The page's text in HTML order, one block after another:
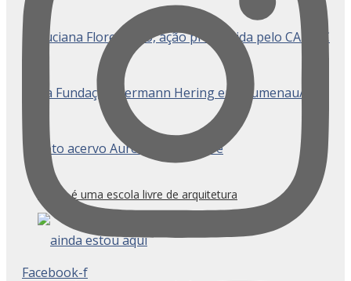
O que é uma escola livre de arquitetura
Facebook-f